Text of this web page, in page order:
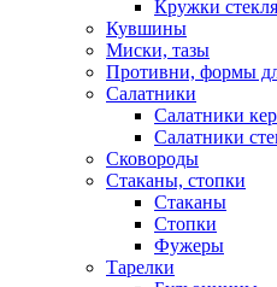
Кружки
Кувшины
Миски, тазы
Противни, формы
Салатники
Салатники
Салатники
Сковороды
Стаканы, стопки
Стаканы
Стопки
Фужеры
Тарелки